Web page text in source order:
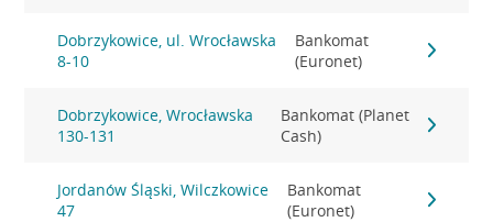
Dobrzykowice, ul. Wrocławska
8-10
Bankomat
(Euronet)
Dobrzykowice, Wrocławska
130-131
Bankomat (Planet
Cash)
Jordanów Śląski, Wilczkowice
47
Bankomat
(Euronet)